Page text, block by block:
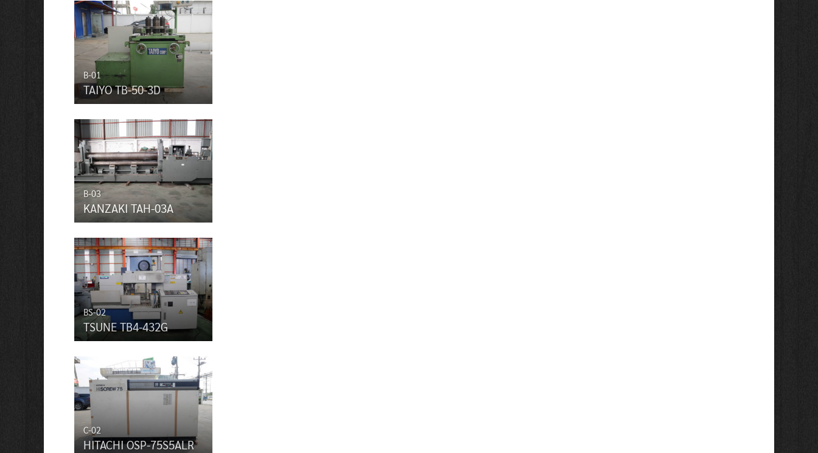
B-01
TAIYO TB-50-3D
B-03
KANZAKI TAH-03A
BS-02
TSUNE TB4-432G
C-02
HITACHI OSP-75S5ALR